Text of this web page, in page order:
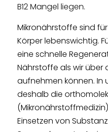
B12 Mangel liegen.
Mikronährstoffe sind
Körper lebenswichtig.
eine schnelle
Nährstoffe als wir über
aufnehmen können. In
deshalb die
Einsetzen von